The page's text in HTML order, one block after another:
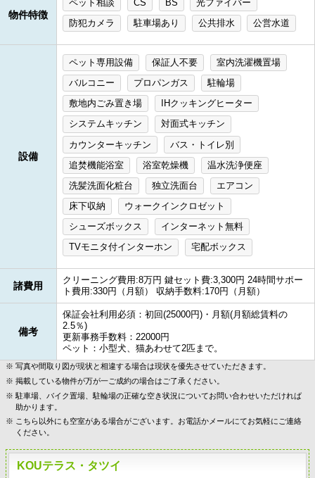
物件特徴
ペット相談 CS BS
光ファイバー
防犯カメラ
駐車場あり 公共排水 公営水道
設備
ペット専用設備 保証人不要
室内洗濯機置場
バルコニー
プロパンガス
駐輪場
敷地内ごみ置き場
IHクッキングヒーター
システムキッチン
対面式キッチン
カウンターキッチン
バス・トイレ別
追焚機能浴室
浴室乾燥機
温水洗浄便座
洗髪洗面化粧台
独立洗面台
エアコン
床下収納
ウォークインクロゼット
シューズボックス
インターネット無料
TVモニタ付インターホン
宅配ボックス
諸費用
クリーニング費用:8万円 鍵セット費:3,300円 24時間サポー
ト費用:330円（月額） 収納手数料:170円（月額）
備考
保証会社利用必須：初回(25000円)・月額(月額総賃料の
2.5％)
更新事務手数料：22000円
ペット：小型犬、猫あわせて2匹まで。
写真や間取り図が現状と相違する場合は現状を優先させていただきます。
掲載している物件が万が一ご成約の場合はご了承ください。
駐車場、バイク置場、駐輪場の正確な空き状況についてお問い合わせいただければ
助かります。
こちら以外にも空室がある場合がございます。お電話かメールにてお気軽にご連絡
ください。
KOUテラス・タツイ